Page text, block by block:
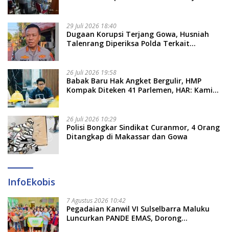
29 Juli 2026 18:40
Dugaan Korupsi Terjang Gowa, Husniah
Talenrang Diperiksa Polda Terkait
26 Juli 2026 19:58
​Babak Baru Hak Angket Bergulir, HMP
Kompak Diteken 41 Parlemen, HAR: Kami
26 Juli 2026 10:29
Polisi Bongkar Sindikat Curanmor, 4 Orang
Ditangkap di Makassar dan Gowa
InfoEkobis
7 Agustus 2026 10:42
Pegadaian Kanwil VI Sulselbarra Maluku
Luncurkan PANDE EMAS, Dorong